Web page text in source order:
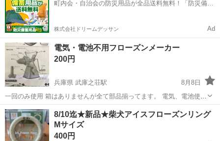
町内会・自治会の防災用品が全品送料無料！「防災備蓄
株式会社ドリームデッサン Ad
電気・電池不用フローズンメーカー
200円
兵庫県 武庫之荘駅
8月8日
一回のみ使用 箱はありませんが全て部品揃ってます。 電気、電池使用
しないので楽です。 組み立ても簡単です。 説明書付き
兵庫 尼崎市 武庫之荘駅 その他 フローズン
8/10迄★新品★柴犬アイスフローズンリング
Mサイズ
400円